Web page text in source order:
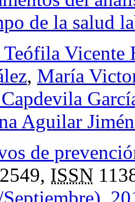
de la salud
Vicente
, María
Aguilar
de
ISSN